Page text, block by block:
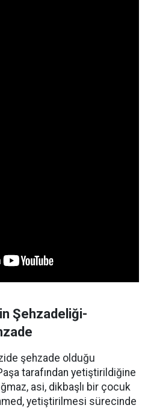
Şehzadeliği-
şehzade olduğu
tarafından yetiştirildiğine
asi, dikbaşlı bir çocuk
yetiştirilmesi sürecinde